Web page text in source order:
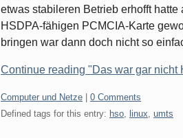
etwas stabileren Betrieb erhofft
HSDPA-fähigen PCMCIA-Karte
bringen war dann doch nicht so
Continue reading "Das war gar nicht
Categories:
Computer und Netze
0 Comments
Defined tags for this entry: hso, linux, umts